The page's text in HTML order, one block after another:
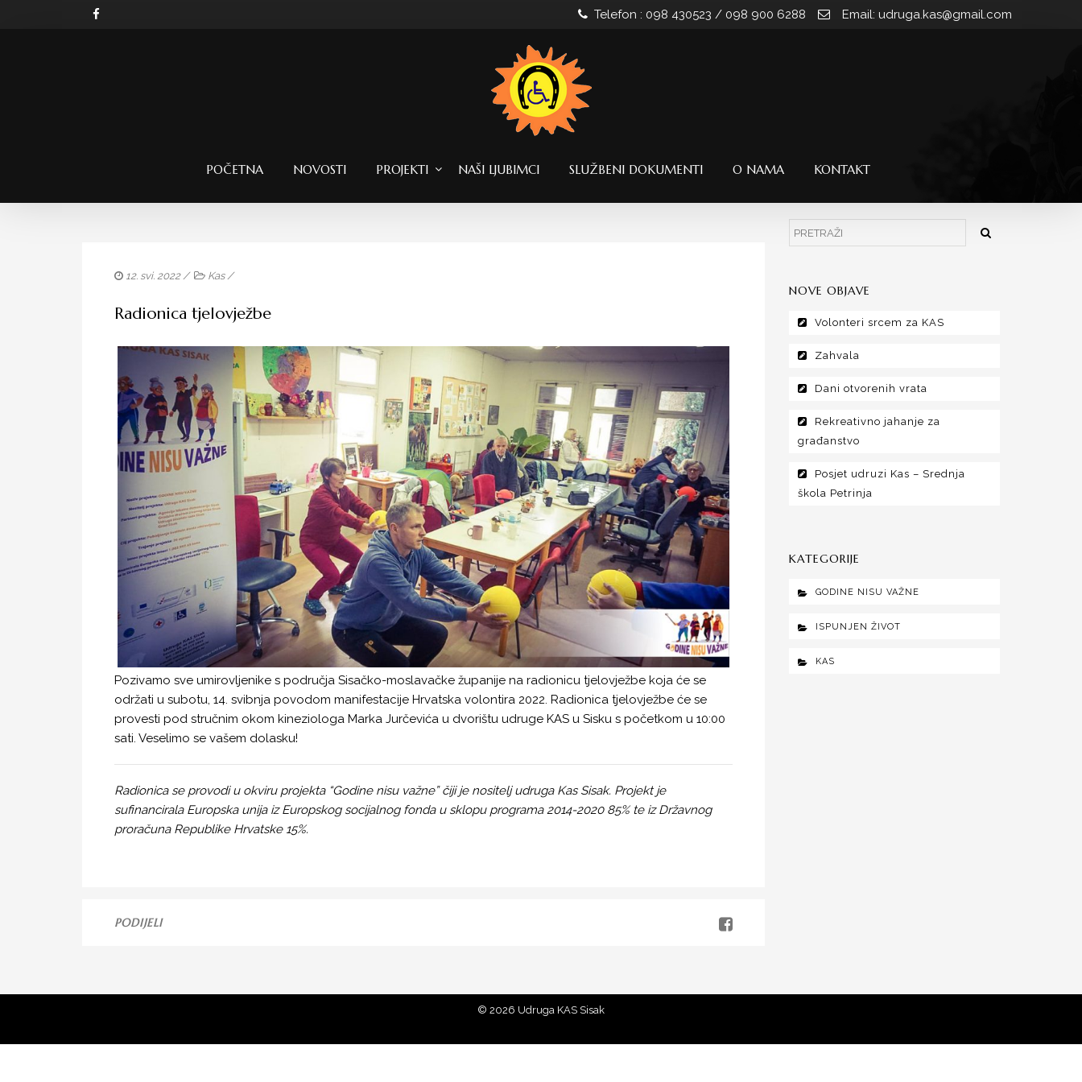
Telefon : 098 430523 / 098 900 6288 Email: udruga.kas@gmail.com
POČETNA NOVOSTI PROJEKTI NAŠI LJUBIMCI SLUŽBENI DOKUMENTI O NAMA KONTAKT
12. svi. 2022 / Kas/
Radionica tjelovježbe
Pozivamo sve umirovljenike s područja Sisačko-moslavačke županije na radionicu tjelovježbe koja će se
održati u subotu, 14. svibnja povodom manifestacije Hrvatska volontira 2022. Radionica tjelovježbe će se
provesti pod stručnim okom kineziologa Marka Jurčevića u dvorištu udruge KAS u Sisku s početkom u 10:00
sati. Veselimo se vašem dolasku!
Radionica se provodi u okviru projekta “Godine nisu važne” čiji je nositelj udruga Kas Sisak. Projekt je
sufinancirala Europska unija iz Europskog socijalnog fonda u sklopu programa 2014-2020 85% te iz Državnog
proračuna Republike Hrvatske 15%.
PODIJELI
NOVE OBJAVE
Volonteri srcem za KAS
Zahvala
Dani otvorenih vrata
Rekreativno jahanje za
građanstvo
Posjet udruzi Kas – Srednja
škola Petrinja
KATEGORIJE
GODINE NISU VAŽNE
ISPUNJEN ŽIVOT
KAS
© 2026 Udruga KAS Sisak